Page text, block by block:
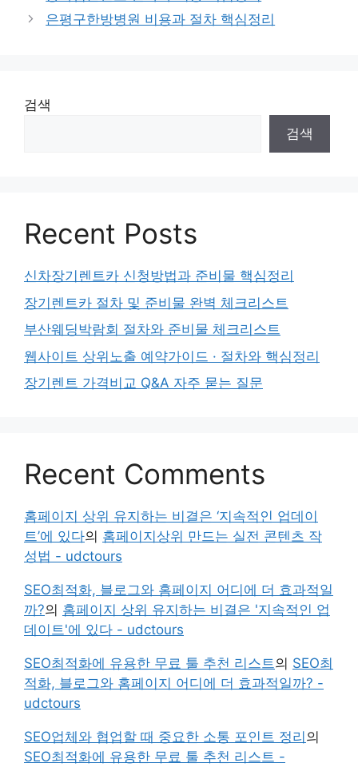
은평구한방병원 비용과 절차 핵심정리
검색
검색
Recent Posts
신차장기렌트카 신청방법과 준비물 핵심정리
장기렌트카 절차 및 준비물 완벽 체크리스트
부산웨딩박람회 절차와 준비물 체크리스트
웹사이트 상위노출 예약가이드 · 절차와 핵심정리
장기렌트 가격비교 Q&A 자주 묻는 질문
Recent Comments
홈페이지 상위 유지하는 비결은 ‘지속적인 업데이
트’에 있다의 홈페이지상위 만드는 실전 콘텐츠 작
성법 - udctours
SEO최적화, 블로그와 홈페이지 어디에 더 효과적일
까?의 홈페이지 상위 유지하는 비결은 '지속적인 업
데이트'에 있다 - udctours
SEO최적화에 유용한 무료 툴 추천 리스트의 SEO최
적화, 블로그와 홈페이지 어디에 더 효과적일까? -
udctours
SEO업체와 협업할 때 중요한 소통 포인트 정리 의
SEO최적화에 유용한 무료 툴 추천 리스트 -